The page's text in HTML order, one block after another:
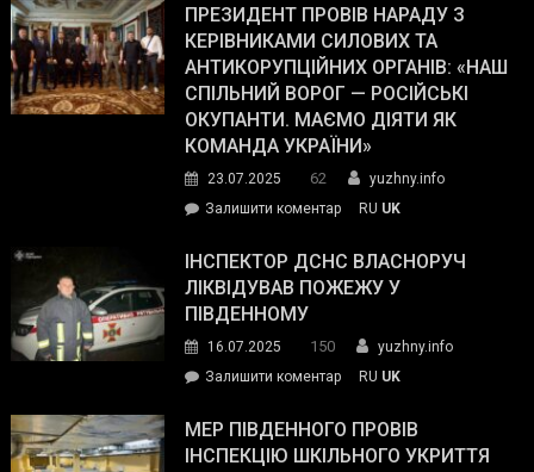
Street
Journal.
Південному
працівникам
ОПЗ
з
матеріального
резерву
гуманітарну
допомогу
ПРЕЗИДЕНТ ПРОВІВ НАРАДУ З
КЕРІВНИКАМИ СИЛОВИХ ТА
АНТИКОРУПЦІЙНИХ ОРГАНІВ: «НАШ
СПІЛЬНИЙ ВОРОГ — РОСІЙСЬКІ
ОКУПАНТИ. МАЄМО ДІЯТИ ЯК
КОМАНДА УКРАЇНИ»
23.07.2025 62
yuzhny.info
Залишити коментарon
провів
нараду
силових
та
органів:
«Наш
RU UK
ІНСПЕКТОР ДСНС ВЛАСНОРУЧ
ЛІКВІДУВАВ ПОЖЕЖУ У
ПІВДЕННОМУ
16.07.2025 150
yuzhny.info
Залишити коментарon
ДСНС
власноруч
RU UK
МЕР ПІВДЕННОГО ПРОВІВ
ІНСПЕКЦІЮ ШКІЛЬНОГО УКРИТТЯ